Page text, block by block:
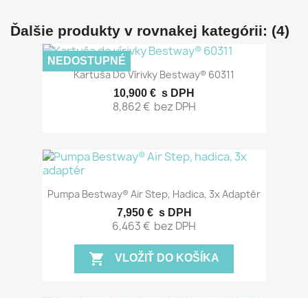
Ďalšie produkty v rovnakej kategórii: (4)
Kartuša Do Vírivky Bestway® 60311
10,900 € s DPH
8,862 € bez DPH
NEDOSTUPNÉ
Pumpa Bestway® Air Step, Hadica, 3x Adaptér
7,950 € s DPH
6,463 € bez DPH
shopping_cart VLOŽIŤ DO KOŠÍKA